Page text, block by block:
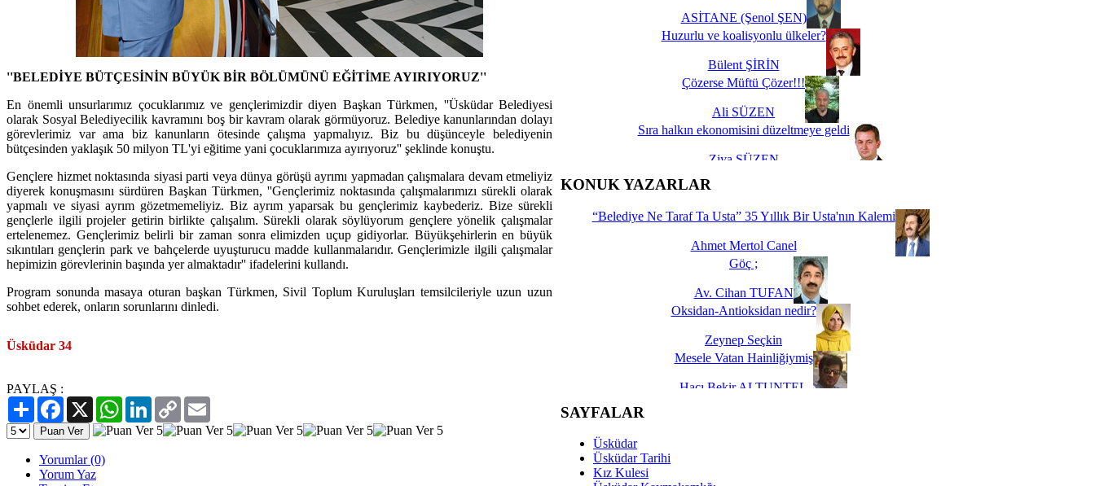
''BELEDİYE BÜTÇESİNİN BÜYÜK BİR BÖLÜMÜNÜ EĞİTİME AYIRIYORUZ''
En önemli unsurlarımız çocuklarımız ve gençlerimizdir diyen Başkan Türkmen, ''Üsküdar Belediyesi
olarak Sosyal Belediyecilik kavramını boş bir kavram olarak görmüyoruz. Belediye kanunlarından dolayı
görevlerimiz var ama biz kanunların ötesinde çalışma yapmalıyız. Biz bu düşünceyle belediyenin
bütçesinden yaklaşık 50 milyon TL'yi eğitime yani çocuklarımıza ayırıyoruz'' şeklinde konuştu.
Gençlere hizmet noktasında siyasi parti veya dünya görüşü ayrımı yapmadan çalışmalara devam etmeliyiz
diyerek konuşmasını sürdüren Başkan Türkmen, ''Gençlerimiz noktasında çalışmalarımızı sürekli olarak
yapmalı ve siyasi ayrım gözetmemeliyiz. Biz ayrım yaparsak bu gençlerimiz kaybederiz. Bize sürekli
gençlerle ilgili projeler getirin birlikte çalışalım. Sürekli olarak söylüyorum gençlere yönelik çalışmalar
ertelenemez. Gençlerimiz belirli bir zaman sonra elimizden uçup gidiyorlar. Büyükşehirlerin en büyük
sıkıntıları gençlerin park ve bahçelerde uyuşturucu madde kullanmalarıdır. Gençlerimizle ilgili çalışmalar
hepimizin görevlerinin başında yer almaktadır'' ifadelerini kullandı.
Program sonunda masaya oturan başkan Türkmen, Sivil Toplum Kuruluşları temsilcileriyle uzun uzun
sohbet ederek, onların sorunlarını dinledi.
Üsküdar 34
PAYLAŞ :
PaylaşFacebook
X WhatsAppLinkedIn
Copy
Link
Yorumlar (0)
Yorum Yaz
ASİTANE (Şenol ŞEN)
Huzurlu ve koalisyonlu ülkeler?
Bülent ŞİRİN
Çözerse Müftü Çözer!!!
Ali SÜZEN
Sıra halkın ekonomisini düzeltmeye geldi
Ziya SÜZEN
İşte Biz buyuz...
KONUK YAZARLAR
“Belediye Ne Taraf Ta Usta” 35 Yıllık Bir Usta'nın Kalemi
Ahmet Mertol Canel
Göç ;
Av. Cihan TUFAN
Oksidan-Antioksidan nedir?
Zeynep Seçkin
Mesele Vatan Hainliğiymiş
Hacı Bekir ALTUNTEL
Dünya Fani, Ama Kısa Bir Süre De Olsa Burdayız
Savaş ŞENEL
SAYFALAR
Üsküdar
Üsküdar Tarihi
Kız Kulesi